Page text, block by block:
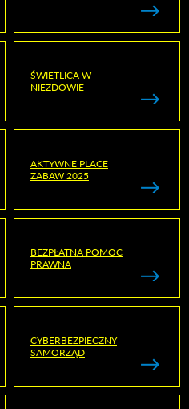
ŚWIETLICA W
NIEZDOWIE
AKTYWNE PLACE
ZABAW 2025
BEZPŁATNA POMOC
PRAWNA
CYBERBEZPIECZNY
SAMORZĄD